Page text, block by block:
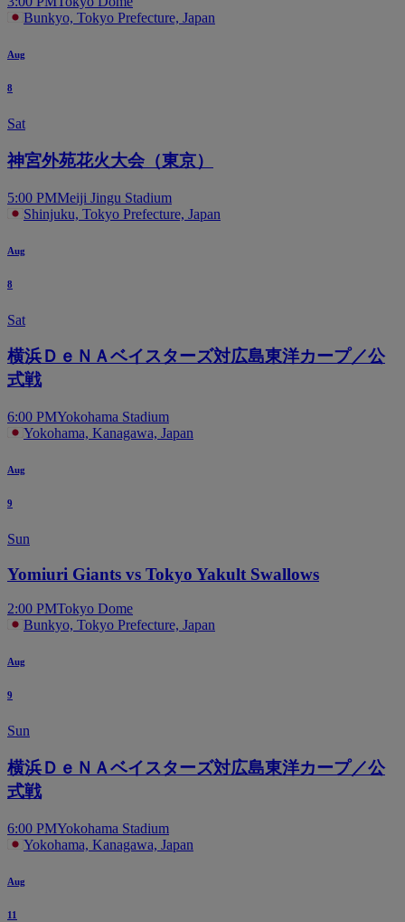
Bunkyo, Tokyo Prefecture, Japan
Aug
8
Sat
神宮外苑花火大会（東京）
5:00 PMMeiji Jingu Stadium
Shinjuku, Tokyo Prefecture, Japan
Aug
8
Sat
横浜ＤｅＮＡベイスターズ対広島東洋カープ／公
式戦
6:00 PMYokohama Stadium
Yokohama, Kanagawa, Japan
Aug
9
Sun
Yomiuri Giants vs Tokyo Yakult Swallows
2:00 PMTokyo Dome
Bunkyo, Tokyo Prefecture, Japan
Aug
9
Sun
横浜ＤｅＮＡベイスターズ対広島東洋カープ／公
式戦
6:00 PMYokohama Stadium
Yokohama, Kanagawa, Japan
Aug
11